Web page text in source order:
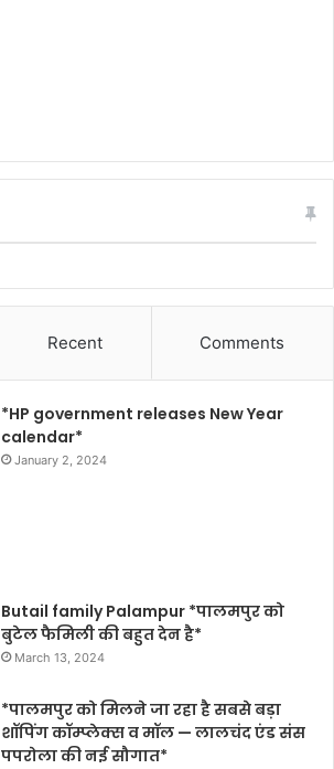
Recent Comments
*HP government releases New Year
calendar*
January 2, 2024
Butail family Palampur *पालमपुर को
बुटेल फैमिली की बहुत देन है*
March 13, 2024
*पालमपुर को मिलने जा रहा है सबसे बड़ा
शॉपिंग कॉम्प्लेक्स व मॉल — लालचंद एंड संस
पपरोला की नई सौगात*